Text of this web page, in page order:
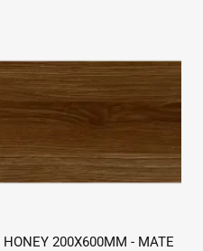
200X600MM - MATE